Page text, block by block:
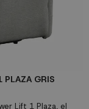
PLAZA GRIS
Lift 1 Plaza, el